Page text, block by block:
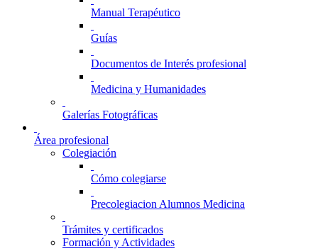
Manual Terapéutico
Guías
Documentos de Interés profesional
Medicina y Humanidades
Galerías Fotográficas
Área profesional
Colegiación
Cómo colegiarse
Precolegiacion Alumnos Medicina
Trámites y certificados
Formación y Actividades